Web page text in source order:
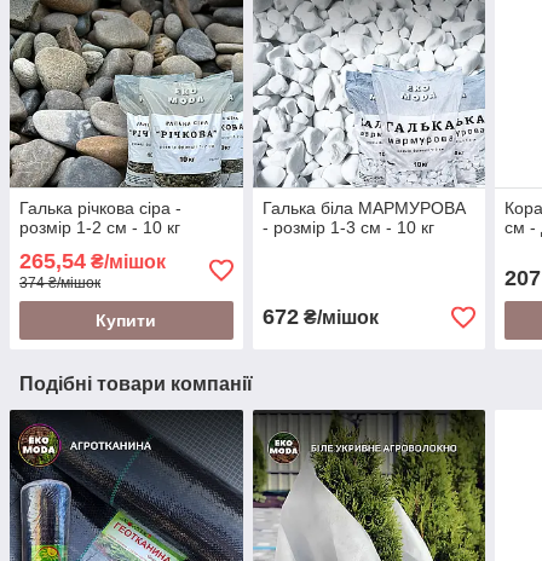
Галька річкова сіра -
розмір 1-2 см - 10 кг
265,54 ₴/мішок
374 ₴/мішок
Купити
Галька біла МАРМУРОВА
- розмір 1-3 см - 10 кг
672₴/мішок
см -
207
Подібні товари компанії